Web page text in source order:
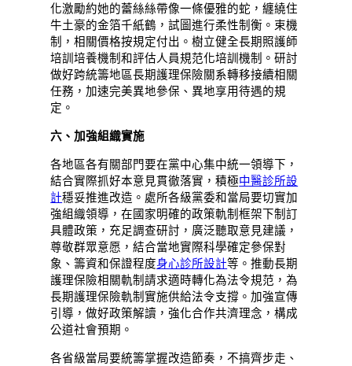
化激勵約她的蕾絲絲帶像一條優雅的蛇，纏繞住
牛土豪的金箔千紙鶴，試圖進行柔性制衡。束機
制，相關價格按規定付出。樹立健全長期照護師
培訓培養機制和評估人員規范化培訓機制。研討
做好跨統籌地區長期護理保險關系轉移接續相關
任務，加速完美異地參保、異地享用待遇的規
定。
六、加強組織實施
各地區各有關部門要在黨中心集中統一領導下，
結合實際抓好本意見貫徹落實，積極中醫診所設
計穩妥推進改造。處所各級黨委和當局要切實加
強組織領導，在國家明確的政策軌制框架下制訂
具體政策，充足調查研討，廣泛聽取意見建議，
尊敬群眾意愿，結合當地實際科學確定參保對
象、籌資和保證程度身心診所設計等。推動長期
護理保險相關軌制請求適時轉化為法令規范，為
長期護理保險軌制實施供給法令支撐。加強宣傳
引導，做好政策解讀，強化合作共濟理念，構成
公道社會預期。
各省級當局要統籌掌握改造節奏，不搞齊步走、